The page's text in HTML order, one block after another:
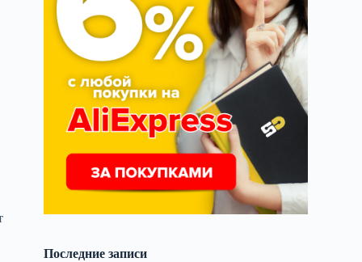
Последние записи